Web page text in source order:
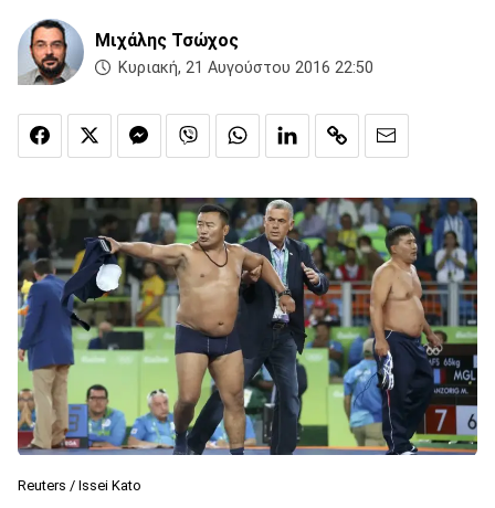
Μιχάλης Τσώχος
Κυριακή, 21 Αυγούστου 2016 22:50
Reuters / Issei Kato